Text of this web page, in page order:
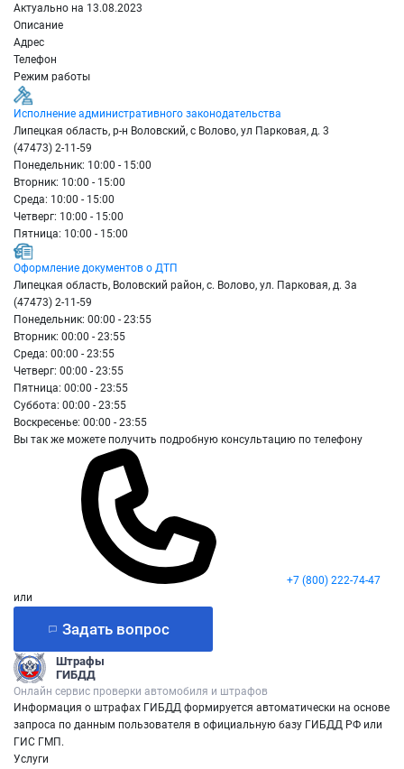
Актуально на 13.08.2023
Описание
Адрес
Телефон
Режим работы
Исполнение административного законодательства
Липецкая область, р-н Воловский, с Волово, ул Парковая, д. 3
(47473) 2-11-59
Понедельник: 10:00 - 15:00
Вторник: 10:00 - 15:00
Среда: 10:00 - 15:00
Четверг: 10:00 - 15:00
Пятница: 10:00 - 15:00
Оформление документов о ДТП
Липецкая область, Воловский район, с. Волово, ул. Парковая, д. 3а
(47473) 2-11-59
Понедельник: 00:00 - 23:55
Вторник: 00:00 - 23:55
Среда: 00:00 - 23:55
Четверг: 00:00 - 23:55
Пятница: 00:00 - 23:55
Суббота: 00:00 - 23:55
Воскресенье: 00:00 - 23:55
Вы так же можете получить подробную консультацию по телефону
+7 (800) 222-74-47
или
Задать вопрос
Штрафы
ГИБДД
Онлайн сервис проверки автомобиля и штрафов
Информация о штрафах ГИБДД формируется автоматически на основе
запроса по данным пользователя в официальную базу ГИБДД РФ или
ГИС ГМП.
Услуги